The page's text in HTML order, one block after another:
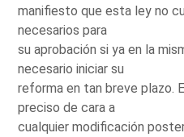
manifiesto que esta ley no
necesarios para
su aprobación si ya en la
necesario iniciar su
reforma en tan breve plazo.
preciso de cara a
cualquier modificación